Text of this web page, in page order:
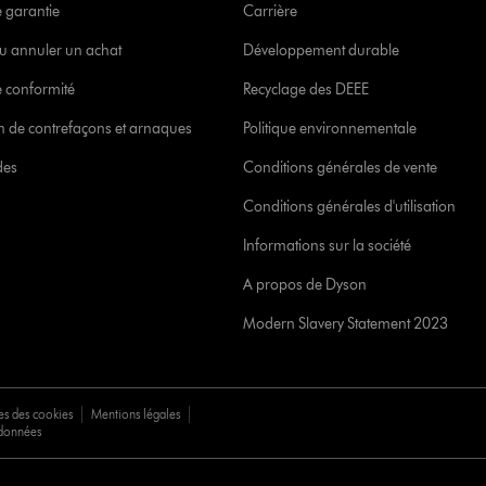
garantie
annuler un achat
conformité
de contrefaçons et arnaques
Carrière
Développement durable
Recyclage des DEEE
Politique environnementale
Conditions générales de vente
Conditions générales d'utilisation
Informations sur la société
A propos de Dyson
Modern Slavery Statement 2023
des cookies
Mentions légales